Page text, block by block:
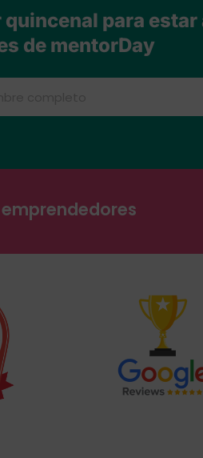
para estar
de mentorDay